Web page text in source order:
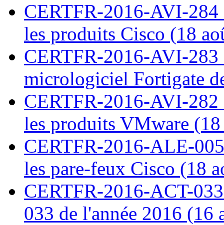
CERTFR-2016-AVI-
les produits Cisco (18
CERTFR-2016-AVI-
micrologiciel Fortigate
CERTFR-2016-AVI-
les produits VMware
CERTFR-2016-ALE-
les pare-feux Cisco (18
CERTFR-2016-ACT-
033 de l'année 2016 (16